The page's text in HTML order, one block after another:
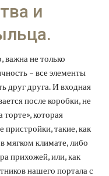
и
важна не только
– все элементы
друг друга. И входная
после коробки, не
которая
такие, как
мягком климате, либо
прихожей, или, как
нашего портала с